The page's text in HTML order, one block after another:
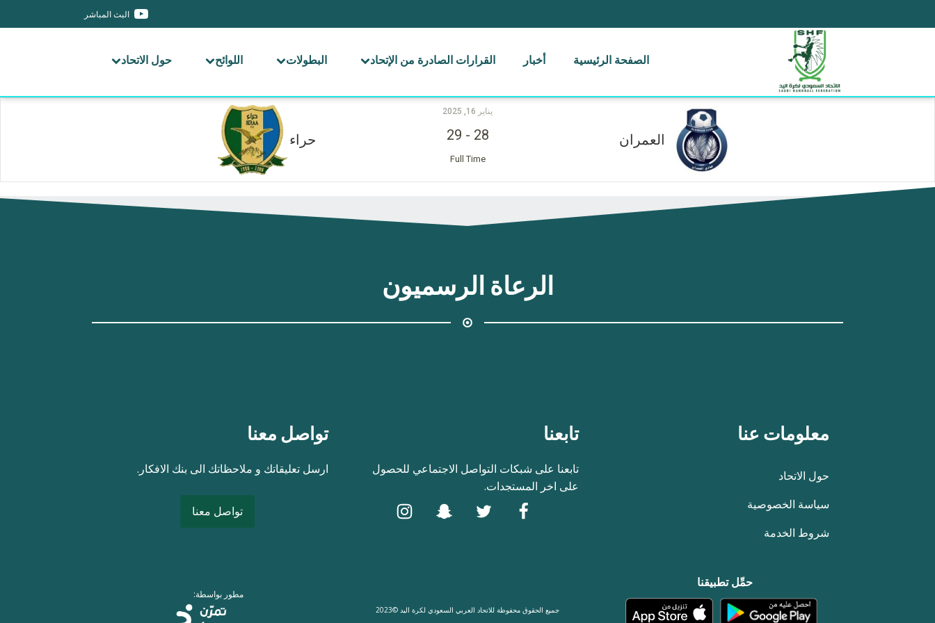
البث المباشر
الصفحة الرئيسية أخبار القرارات الصادرة من الإتحاد البطولات اللوائح حول الاتحاد
العمران حراء
يناير 16, 2025
28
-
29
Full Time
الرعاة الرسميون
معلومات عنا
حول الاتحاد
سياسة الخصوصية
شروط الخدمة
تابعنا
تابعنا على شبكات التواصل الاجتماعي للحصول
على اخر المستجدات.
تواصل معنا
ارسل تعليقاتك و ملاحظاتك الى بنك الافكار.
تواصل معنا
حمِّل تطبيقنا
جميع الحقوق محفوظة للاتحاد العربي السعودي لكرة اليد ©2023
مطور بواسطة: